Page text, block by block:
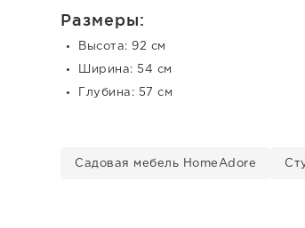
Размеры:
Высота: 92 см
Ширина: 54 см
Глубина: 57 см
Садовая мебель HomeAdore